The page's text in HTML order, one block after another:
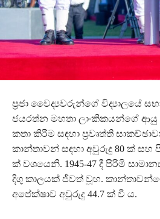
ප්‍රජා වෛද්‍යවරුන්ගේ විද්‍යාලයේ
ජයරත්න මහතා ලාංකිකයන්ගේ ආයු
කතා කිරීම සඳහා ප්‍රවෘත්ති
කාන්තාවන් සඳහා අවුරුදු 80 ක් සහ
ක් වශයෙනි. 1945-47 දී පිරිමි
දිගු කාලයක් ජීවත් වූහ.
අපේක්ෂාව අවුරුදු 44.7 ක් වී ය.